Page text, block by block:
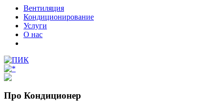
Вентиляция
Кондиционирование
Услуги
О нас
Про Кондиционер